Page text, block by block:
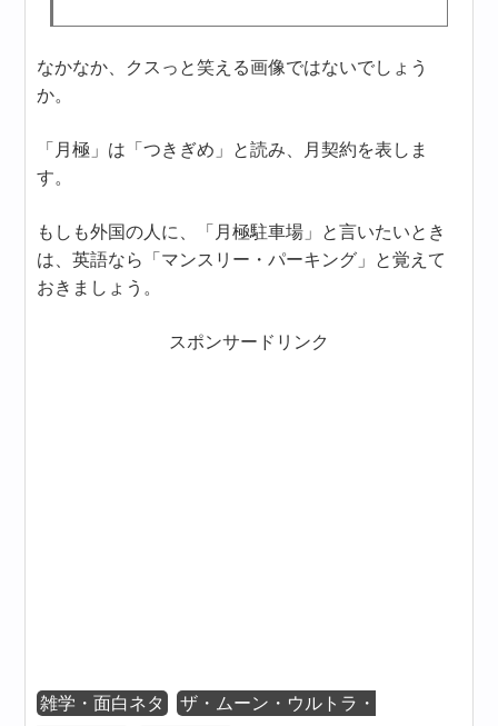
なかなか、クスっと笑える画像ではないでしょう
か。
「月極」は「つきぎめ」と読み、月契約を表しま
す。
もしも外国の人に、「月極駐車場」と言いたいとき
は、英語なら「マンスリー・パーキング」と覚えて
おきましょう。
スポンサードリンク
雑学・面白ネタ
ザ・ムーン・ウルトラ・